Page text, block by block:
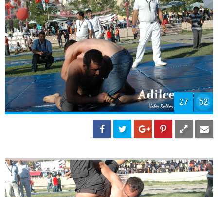
27 52